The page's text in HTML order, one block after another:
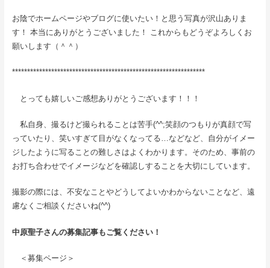
お陰でホームページやブログに使いたい！と思う写真が沢山ありま
す！ 本当にありがとうございました！ これからもどうぞよろしくお
願いします（＾＾）
****************************************************************
とっても嬉しいご感想ありがとうございます！！！
私自身、撮るけど撮られることは苦手(^^;笑顔のつもりが真顔で写
っていたり、笑いすぎて目がなくなってる…などなど、自分がイメー
ジしたように写ることの難しさはよくわかります。そのため、事前の
お打ち合わせでイメージなどを確認しすることを大切にしています。
撮影の際には、不安なことやどうしてよいかわからないことなど、遠
慮なくご相談くださいね(^^)
中原聖子さんの募集記事もご覧ください！
＜募集ページ＞